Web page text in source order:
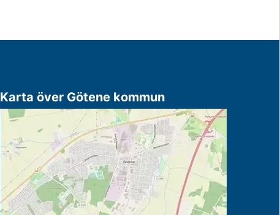
Karta över Götene kommun